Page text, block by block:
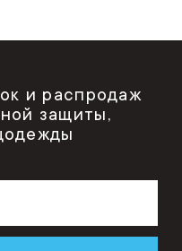
и распродаж
защиты,